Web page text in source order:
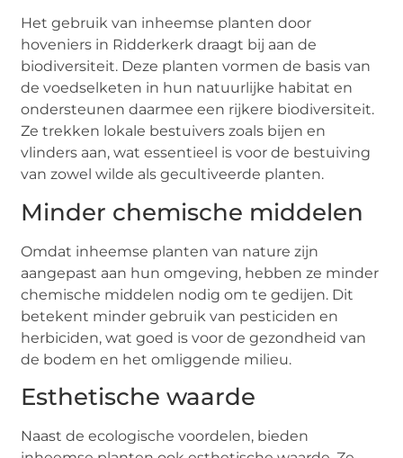
Het gebruik van inheemse planten door
hoveniers in Ridderkerk draagt bij aan de
biodiversiteit. Deze planten vormen de basis van
de voedselketen in hun natuurlijke habitat en
ondersteunen daarmee een rijkere biodiversiteit.
Ze trekken lokale bestuivers zoals bijen en
vlinders aan, wat essentieel is voor de bestuiving
van zowel wilde als gecultiveerde planten.
Minder chemische middelen
Omdat inheemse planten van nature zijn
aangepast aan hun omgeving, hebben ze minder
chemische middelen nodig om te gedijen. Dit
betekent minder gebruik van pesticiden en
herbiciden, wat goed is voor de gezondheid van
de bodem en het omliggende milieu.
Esthetische waarde
Naast de ecologische voordelen, bieden